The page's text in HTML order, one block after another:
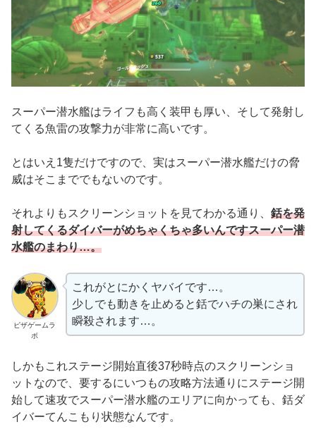
スーパー潜水艦はライフも高く装甲も厚い、そして発射し
てくる魚雷の攻撃力が非常に高いです。
とはいえ1隻だけですので、実はスーパー潜水艦だけの脅
威はそこまででもないのです。
それよりもスクリーンショットを見てわかる通り、 銛を発
射してくるダイバーがめちゃくちゃ多いんですスーパー潜
水艦のまわり…。
ピザゲームラ
ボ
これがとにかくヤバイです…。
少しでも動きを止めると銛でハチの巣にされ
瞬殺されます…。
しかもこれステージ開始直後37秒時点のスクリーンショ
ットなので、要するにいつもの攻略方法通りにステージ開
始して速攻でスーパー潜水艦のエリアに向かっても、銛ダ
イバーてんこもり状態なんです。